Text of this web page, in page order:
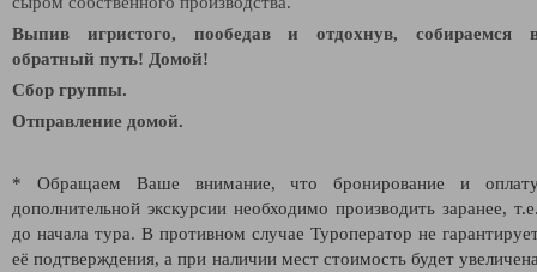
Выпив игристого, пообедав и отдохнув, собираемся
обратный путь! Домой!
Сбор группы.
Отправление домой.
* Обращаем Ваше внимание, что бронирование и
дополнительной экскурсии необходимо производить заранее,
до начала тура. В противном случае Туроператор не
её подтверждения, а при наличии мест стоимость будет